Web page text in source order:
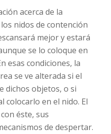
acerca de la
nidos de contención
mejor y estará
se lo coloque en
esas condiciones, la
se ve alterada si el
dichos objetos, o si
colocarlo en el nido. El
éste, sus
de despertar.